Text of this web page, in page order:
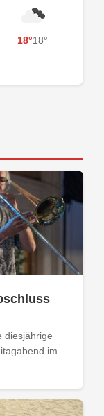
18°18°
diesjährige
im...